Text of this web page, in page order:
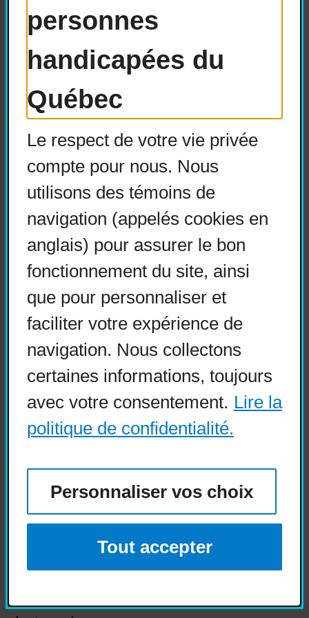
personnes
handicapées du
Québec
Le respect de votre vie privée
compte pour nous. Nous
utilisons des témoins de
navigation (appelés cookies en
anglais) pour assurer le bon
fonctionnement du site, ainsi
que pour personnaliser et
faciliter votre expérience de
navigation. Nous collectons
certaines informations, toujours
avec votre consentement. Lire la
politique de confidentialité.
Personnaliser vos choix
Tout accepter
l’Allemagne, la Norvège ou les
Pays-Bas. Ce poids de
l’hébergement, plus coûteux, trahit
un manque d’efficience des choix
budgétaires[2].
Les personnes en situation de
handicap ne veulent généralement
pas vivre en CHSLD. Elles
souhaitent vivre le plus possible à
domicile. Des personnes visant
l’inclusion veulent contribuer à la
société sans vivre
l’institutionnalisation. Le SAD est
donc dans ce cadre un outil
essentiel dont l’accès est fortement
désiré avec moins de tracasseries
bureaucratiques. De la même
manière, l’État doit le rendre
performant, car une minorité du